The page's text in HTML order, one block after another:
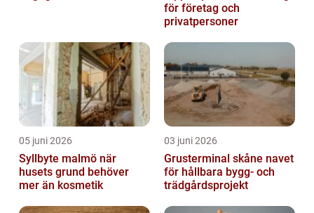
för företag och
privatpersoner
05 juni 2026
Syllbyte malmö när
husets grund behöver
mer än kosmetik
03 juni 2026
Grusterminal skåne navet
för hållbara bygg- och
trädgårdsprojekt